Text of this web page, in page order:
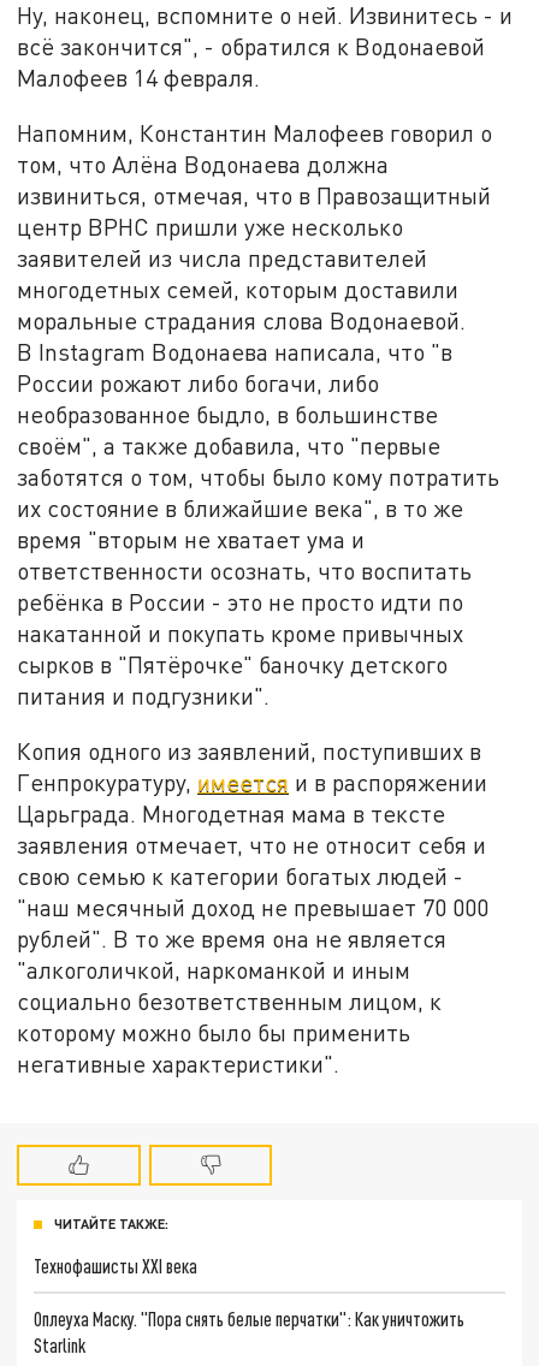
Ну, наконец, вспомните о ней. Извинитесь - и
всё закончится", - обратился к Водонаевой
Малофеев 14 февраля.
Напомним, Константин Малофеев говорил о
том, что Алёна Водонаева должна
извиниться, отмечая, что в Правозащитный
центр ВРНС пришли уже несколько
заявителей из числа представителей
многодетных семей, которым доставили
моральные страдания слова Водонаевой.
В Instagram Водонаева написала, что "в
России рожают либо богачи, либо
необразованное быдло, в большинстве
своём", а также добавила, что "первые
заботятся о том, чтобы было кому потратить
их состояние в ближайшие века", в то же
время "вторым не хватает ума и
ответственности осознать, что воспитать
ребёнка в России - это не просто идти по
накатанной и покупать кроме привычных
сырков в "Пятёрочке" баночку детского
питания и подгузники".
Копия одного из заявлений, поступивших в
Генпрокуратуру, имеется и в распоряжении
Царьграда. Многодетная мама в тексте
заявления отмечает, что не относит себя и
свою семью к категории богатых людей -
"наш месячный доход не превышает 70 000
рублей". В то же время она не является
"алкоголичкой, наркоманкой и иным
социально безответственным лицом, к
которому можно было бы применить
негативные характеристики".
ЧИТАЙТЕ ТАКЖЕ:
Технофашисты XXI века
Оплеуха Маску. "Пора снять белые перчатки": Как уничтожить
Starlink